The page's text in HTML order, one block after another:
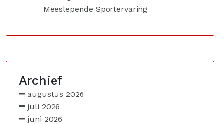
Meeslepende Sportervaring
Archief
augustus 2026
juli 2026
juni 2026